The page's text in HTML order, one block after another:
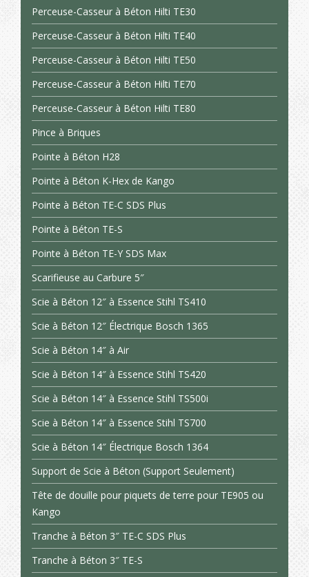
Perceuse-Casseur à Béton Hilti TE30
Perceuse-Casseur à Béton Hilti TE40
Perceuse-Casseur à Béton Hilti TE50
Perceuse-Casseur à Béton Hilti TE70
Perceuse-Casseur à Béton Hilti TE80
Pince à Briques
Pointe à Béton H28
Pointe à Béton K-Hex de Kango
Pointe à Béton TE-C SDS Plus
Pointe à Béton TE-S
Pointe à Béton TE-Y SDS Max
Scarifieuse au Carbure 5″
Scie à Béton 12″ à Essence Stihl TS410
Scie à Béton 12″ Électrique Bosch 1365
Scie à Béton 14″ à Air
Scie à Béton 14″ à Essence Stihl TS420
Scie à Béton 14″ à Essence Stihl TS500i
Scie à Béton 14″ à Essence Stihl TS700
Scie à Béton 14″ Électrique Bosch 1364
Support de Scie à Béton (Support Seulement)
Tête de douille pour piquets de terre pour TE905 ou
Kango
Tranche à Béton 3″ TE-C SDS Plus
Tranche à Béton 3″ TE-S